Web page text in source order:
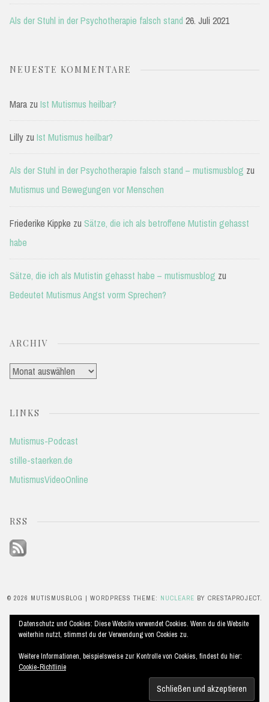
Als der Stuhl in der Psychotherapie falsch stand 26. Juli 2021
NEUESTE KOMMENTARE
Mara zu Ist Mutismus heilbar?
Lilly zu Ist Mutismus heilbar?
Als der Stuhl in der Psychotherapie falsch stand – mutismusblog zu
Mutismus und Bewegungen vor Menschen
Friederike Kippke zu Sätze, die ich als betroffene Mutistin gehasst
habe
Sätze, die ich als Mutistin gehasst habe – mutismusblog zu
Bedeutet Mutismus Angst vorm Sprechen?
ARCHIV
Archiv
LINKS
Mutismus-Podcast
stille-staerken.de
MutismusVideoOnline
RSS
© 2026 MUTISMUSBLOG | WORDPRESS THEME: NUCLEARE BY CRESTAPROJECT.
Datenschutz und Cookies: Diese Website verwendet Cookies. Wenn du die Website
weiterhin nutzt, stimmst du der Verwendung von Cookies zu.
Weitere Informationen, beispielsweise zur Kontrolle von Cookies, findest du hier:
Cookie-Richtlinie